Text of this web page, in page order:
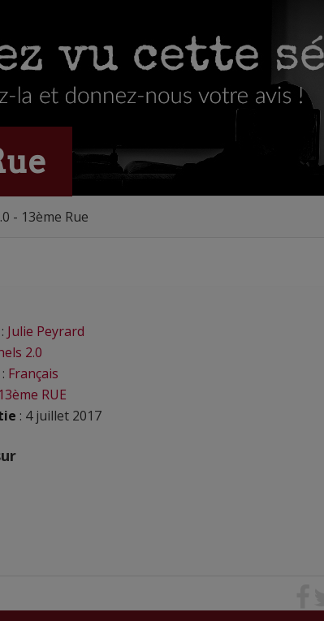
- 13ème Rue
: Julie Peyrard
2.0
: Français
13ème RUE
: 4 juillet 2017